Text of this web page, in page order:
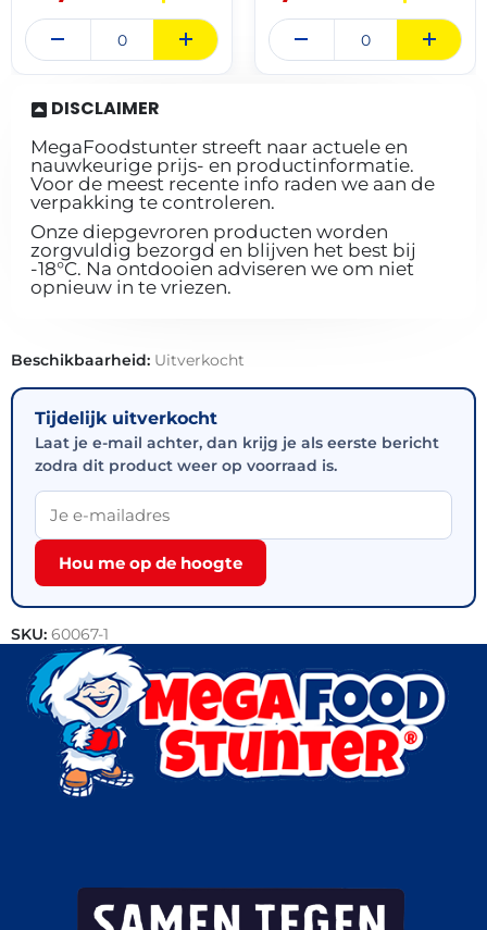
DISCLAIMER
MegaFoodstunter streeft naar actuele en
nauwkeurige prijs- en productinformatie.
Voor de meest recente info raden we aan de
verpakking te controleren.
Onze diepgevroren producten worden
zorgvuldig bezorgd en blijven het best bij
-18°C. Na ontdooien adviseren we om niet
opnieuw in te vriezen.
Beschikbaarheid: Uitverkocht
Tijdelijk uitverkocht
Laat je e-mail achter, dan krijg je als eerste bericht
zodra dit product weer op voorraad is.
Hou me op de hoogte
SKU: 60067-1
Categorie: Outlet